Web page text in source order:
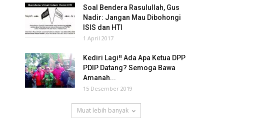
Soal Bendera Rasulullah, Gus
Nadir: Jangan Mau Dibohongi
ISIS dan HTI
1 April 2017
Kediri Lagi‼ Ada Apa Ketua DPP
PDIP Datang? Semoga Bawa
Amanah...
15 Desember 2019
Muat lebih banyak